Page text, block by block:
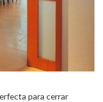
para cerrar